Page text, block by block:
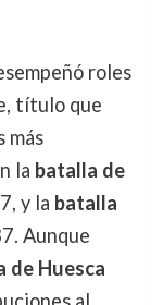
roles
título que
más
la batalla de
y la batalla
Aunque
de Huesca